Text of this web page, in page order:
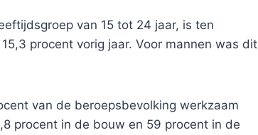
van 15 tot 24 jaar, is ten
procent vorig jaar. Voor mannen was dit
van de beroepsbevolking werkzaam
procent in de bouw en 59 procent in de